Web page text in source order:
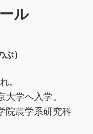
ル
）
。
学へ入学。
院農学系研究科